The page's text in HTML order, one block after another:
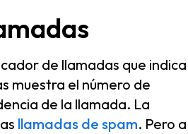
de llamadas que indica
muestra el número de
de la llamada. La
llamadas de spam. Pero a